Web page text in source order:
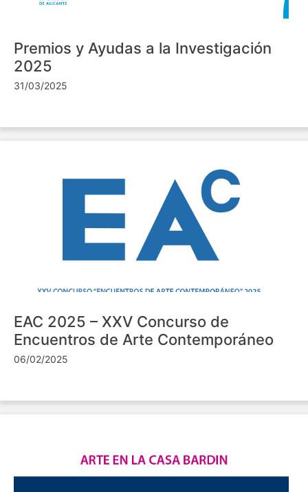
Premios y Ayudas a la Investigación
2025
31/03/2025
EAC 2025 – XXV Concurso de
Encuentros de Arte Contemporáneo
06/02/2025